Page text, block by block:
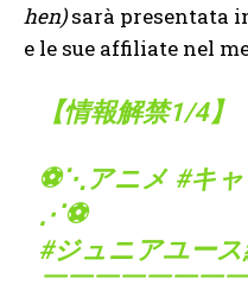
hen)sarà presentata
e le sue affiliate nel
【情報解禁1/4】
⚽️⋱アニメ #キ
⋰⚽️
#ジュニアユー
￣￣￣￣￣￣￣